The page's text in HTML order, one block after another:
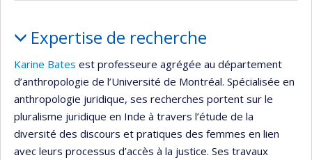
Expertise de recherche
Karine Bates est professeure agrégée au département
d’anthropologie de l’Université de Montréal. Spécialisée en
anthropologie juridique, ses recherches portent sur le
pluralisme juridique en Inde à travers l’étude de la
diversité des discours et pratiques des femmes en lien
avec leurs processus d’accès à la justice. Ses travaux